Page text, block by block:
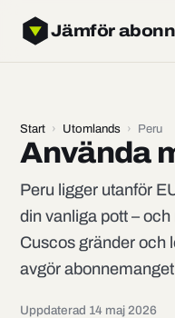
Jämför
Start › Utomlands › Peru
Använda
Peru ligger utanför
din vanliga pott –
Cuscos gränder och
avgör
Uppdaterad 14 maj 2026